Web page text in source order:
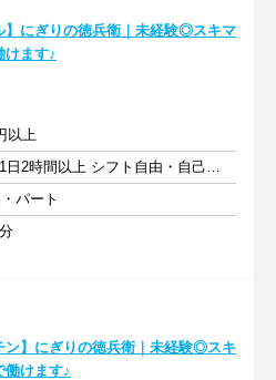
】にぎりの徳兵衛｜未経験◎スキマ
けます♪
以上
週2日以上 1日2時間以上 シフト自由・自己申告
パート
ン】にぎりの徳兵衛｜未経験◎スキ
働けます♪